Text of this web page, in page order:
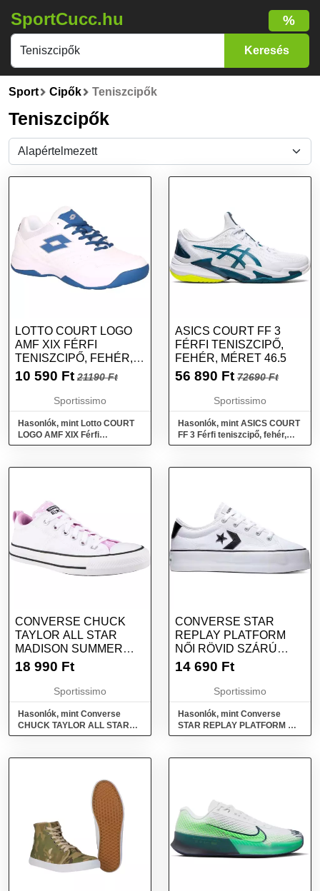
SportCucc.hu %
Sport Cipők Teniszcipők
Teniszcipők
LOTTO COURT LOGO
AMF XIX FÉRFI
TENISZCIPŐ, FEHÉR,
MÉRET 40.5
10 590 Ft 21190 Ft
Sportissimo
Hasonlók, mint Lotto COURT
LOGO AMF XIX Férfi
teniszcipő, fehér, méret 40.5
ASICS COURT FF 3
FÉRFI TENISZCIPŐ,
FEHÉR, MÉRET 46.5
56 890 Ft 72690 Ft
Sportissimo
Hasonlók, mint ASICS COURT
FF 3 Férfi teniszcipő, fehér,
méret 46.5
CONVERSE CHUCK
TAYLOR ALL STAR
MADISON SUMMER
FLORALS NŐI
FEHÉR, MÉRET
18 990 Ft
Sportissimo
Hasonlók, mint Converse
CHUCK TAYLOR ALL STAR
MADISON SUMMER FLORALS
méret
CONVERSE STAR
REPLAY PLATFORM
NŐI RÖVID SZÁRÚ
TORNACIPŐ, FEHÉR,
14 690 Ft
Sportissimo
Hasonlók, mint Converse
STAR REPLAY PLATFORM
Női rövid szárú tornacipő,